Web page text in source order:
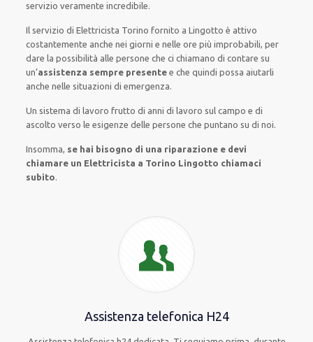
servizioveramente incredibile.
Il servizio di Elettricista Torinofornito a Lingotto è attivo
costantemente anchenei giorni e nelle ore piùimprobabili, per
dare la possibilità alle persone che ci chiamano dicontare su
un’assistenza sempre presente e chequindi possa aiutarli
anchenelle situazioni di emergenza.
Un sistema di lavoro frutto di anni di lavoro sul campo e di
ascolto verso le esigenzedelle persone che puntano su di noi.
Insomma, se hai bisogno di una riparazione e devi
chiamare un Elettricista a Torino Lingotto chiamaci
subito.
Assistenza telefonica H24